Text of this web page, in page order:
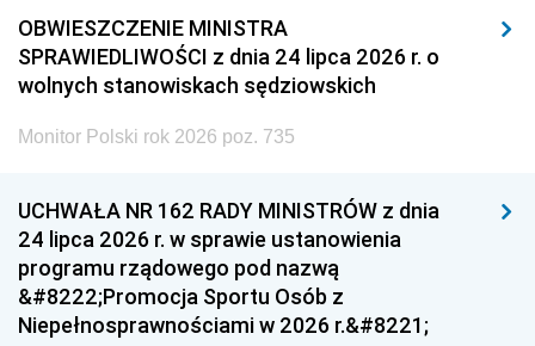
OBWIESZCZENIE MINISTRA
SPRAWIEDLIWOŚCI z dnia 24 lipca 2026 r. o
wolnych stanowiskach sędziowskich
Monitor Polski rok 2026 poz. 735
UCHWAŁA NR 162 RADY MINISTRÓW z dnia
24 lipca 2026 r. w sprawie ustanowienia
programu rządowego pod nazwą
&#8222;Promocja Sportu Osób z
Niepełnosprawnościami w 2026 r.&#8221;